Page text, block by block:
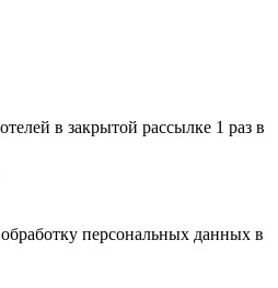
в закрытой рассылке 1 раз в
персональных данных в